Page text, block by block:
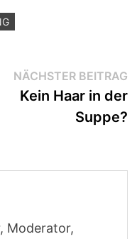
NÄCHSTER BEITRAG
Kein Haar in der
Suppe?
Moderator,